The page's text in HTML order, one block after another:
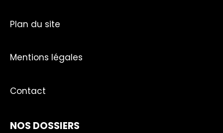
Plan du site
Mentions légales
Contact
NOS DOSSIERS